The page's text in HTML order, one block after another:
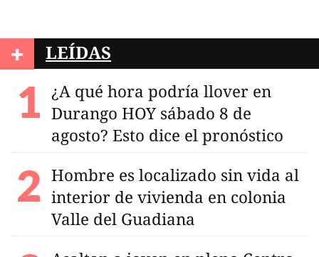
+ LEÍDAS
¿A qué hora podría llover en
Durango HOY sábado 8 de
agosto? Esto dice el pronóstico
Hombre es localizado sin vida al
interior de vivienda en colonia
Valle del Guadiana